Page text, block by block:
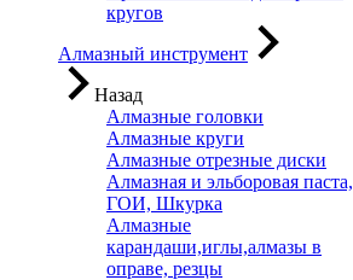
кругов
Алмазный инструмент
Назад
Алмазные головки
Алмазные круги
Алмазные отрезные диски
Алмазная и эльборовая паста,
ГОИ, Шкурка
Алмазные
карандаши,иглы,алмазы в
оправе, резцы